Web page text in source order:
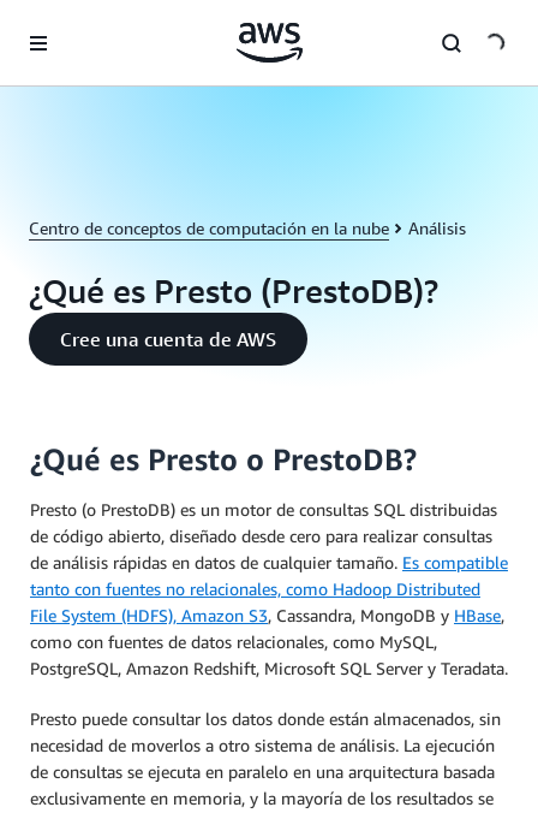
Centro de conceptos de computación en la nube Análisis
¿Qué es Presto (PrestoDB)?
Cree una cuenta de AWS
¿Qué es Presto o PrestoDB?
Presto (o PrestoDB) es un motor de consultas SQL distribuidas
de código abierto, diseñado desde cero para realizar consultas
de análisis rápidas en datos de cualquier tamaño. Es compatible
tanto con fuentes no relacionales, como Hadoop Distributed
File System (HDFS), Amazon S3, Cassandra, MongoDB y HBase,
como con fuentes de datos relacionales, como MySQL,
PostgreSQL, Amazon Redshift, Microsoft SQL Server y Teradata.
Presto puede consultar los datos donde están almacenados, sin
necesidad de moverlos a otro sistema de análisis. La ejecución
de consultas se ejecuta en paralelo en una arquitectura basada
exclusivamente en memoria, y la mayoría de los resultados se